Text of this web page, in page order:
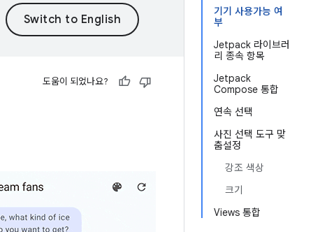
기기 사용가능 여
부
Jetpack 라이브러
리 종속 항목
Jetpack
Compose 통합
연속 선택
사진 선택 도구 맞
춤설정
강조 색상
크기
Views 통합
도움이 되었나요?